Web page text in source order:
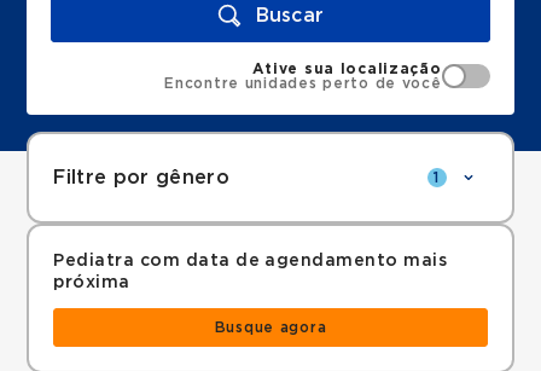
Buscar
Ative sua localização
Encontre unidades perto de você
Filtre por gênero 1
Pediatra com data de agendamento mais
próxima
Busque agora